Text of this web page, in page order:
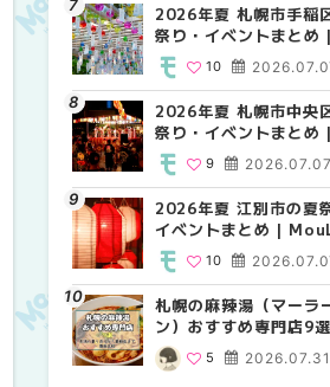
2026年夏 札幌市手稲
祭り・イベントまとめ |
MouLa HOKKAIDO
10
2026年夏 札幌市中央
祭り・イベントまとめ |
MouLa HOKKAIDO
2026.07.07
9
2026年夏 江別市の夏
イベントまとめ |
HOKKAIDO
10
札幌の麻辣湯（マーラ
ン）おすすめ専門店9
場の量り売りから最新
徹底比較 | MouLa
2026.07.31
5
2026年
祭り・イ
9
2026年
り・イベ
8
2026年
祭り・イ
9
2026年
夏祭り・
9
札幌の麻
ン）おす
徹底比5
2026年
祭り・イ
9
【新千歳
ンジが開
ラウンジ
紹介！
18
2026年
り・イベ
8